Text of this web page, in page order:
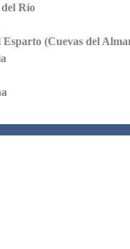
Río
Esparto (Cuevas del